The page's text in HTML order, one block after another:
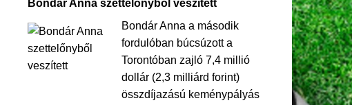
Bondár Anna szettelőnyből veszített
Bondár Anna a második
fordulóban búcsúzott a
Torontóban zajló 7,4 millió
dollár (2,3 milliárd forint)
összdíjazású keménypályás